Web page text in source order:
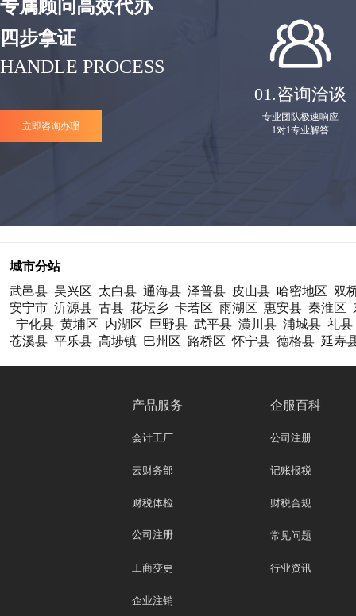
专属顾问高效代办
四步拿证
HANDLE PROCESS
立即咨询办理
01.咨询洽谈
专业团队极速响应
1对1专业解答
城市分站
武邑县 吴兴区 太白县 通海县 泽普县 皮山县 哈密地区 双
安宁市 沂源县 古县 花坛乡 卡若区 雨湖区 惠安县 秦淮区
宁化县 黄埔区 内湖区 巨野县 武平县 潢川县 浦城县 礼县
苍溪县 平乐县 高埗镇 巴州区 路桥区 怀宁县 德格县 延寿
产品服务
会计工厂
云财务部
财税体检
公司注册
工商变更
企业注销
企服百科
公司注册
记账报税
财税合规
常见问题
行业资讯